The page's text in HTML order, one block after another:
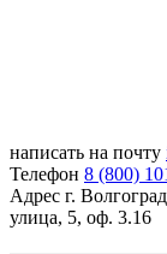
написать на почту
Телефон 8 (800)
Адрес г.
улица, 5, оф. 3.16